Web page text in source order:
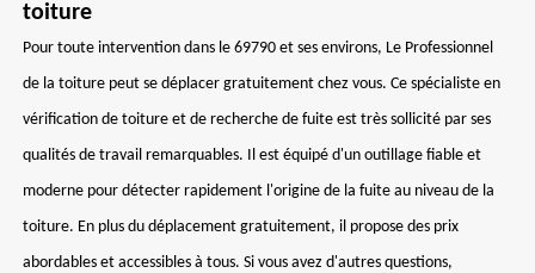
toiture
Pour toute intervention dans le 69790 et ses environs, Le Professionnel
de la toiture peut se déplacer gratuitement chez vous. Ce spécialiste en
vérification de toiture et de recherche de fuite est très sollicité par ses
qualités de travail remarquables. Il est équipé d'un outillage fiable et
moderne pour détecter rapidement l'origine de la fuite au niveau de la
toiture. En plus du déplacement gratuitement, il propose des prix
abordables et accessibles à tous. Si vous avez d'autres questions,